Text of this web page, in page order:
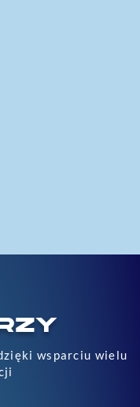
wsparciu wielu